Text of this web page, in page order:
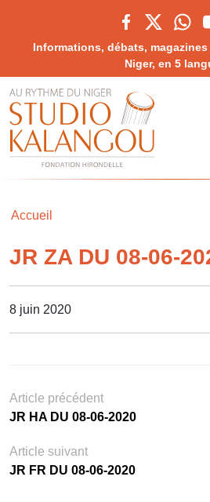
Informations, débats,
Niger, en 5
Accueil
JR ZA DU 08-06-
8 juin 2020
Article précédent
JR HA DU 08-06-2020
Article suivant
JR FR DU 08-06-2020